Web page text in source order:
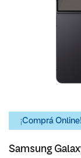
¡Comprá Online!
Samsung